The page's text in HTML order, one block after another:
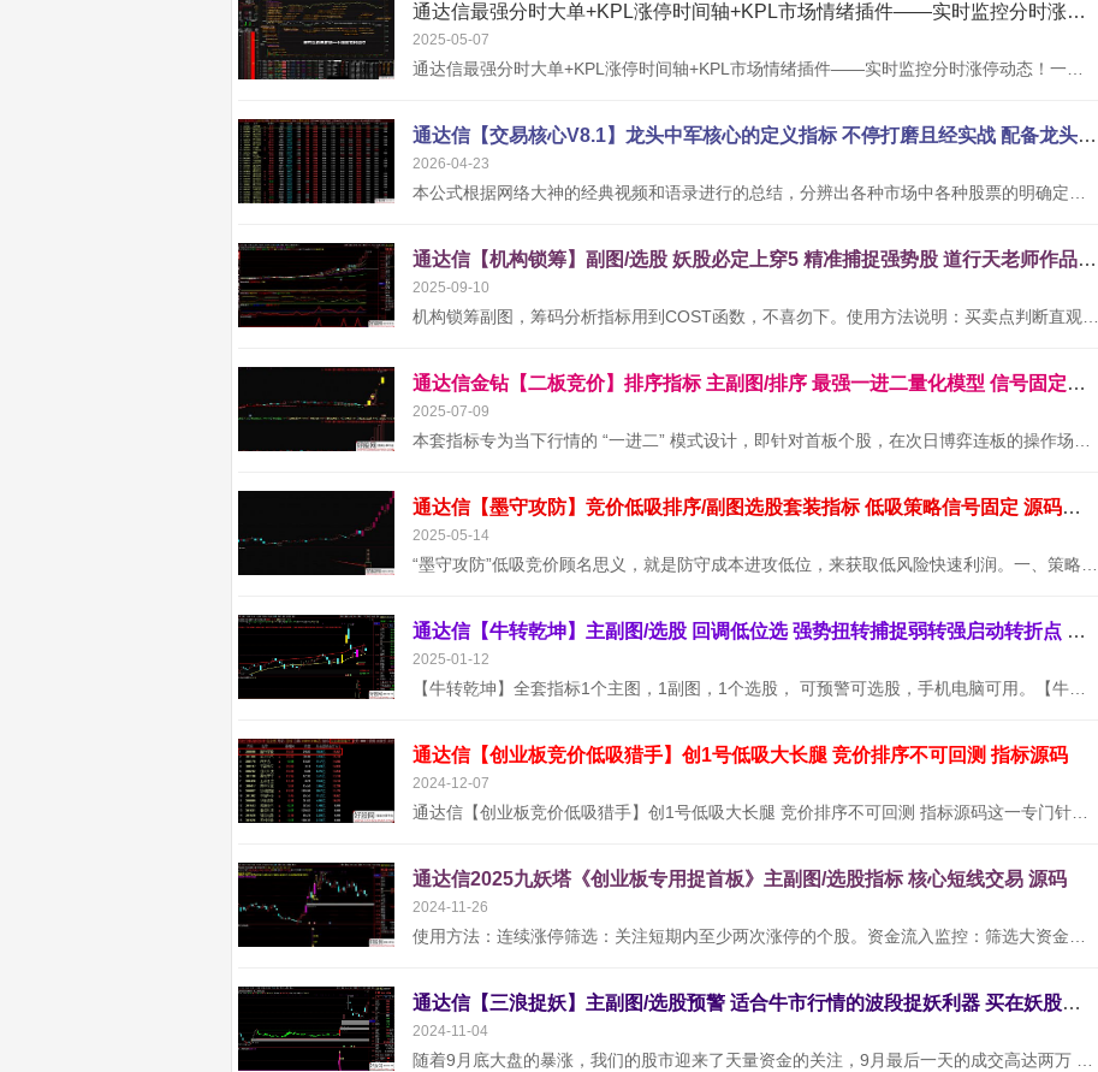
通达信最强分时大单+KPL涨停时间轴+KPL市场情绪插件——实时监控分时涨停动态！
2025-05-07
通达信最强分时大单+KPL涨停时间轴+KPL市场情绪插件——实时监控分时涨停动态！一、核心功能1、分时大单主图叠加上...
通达信【交易核心V8.1】龙头中军核心的定义指标 不停打磨且经实战 配备龙头抱团选股
2026-04-23
本公式根据网络大神的经典视频和语录进行的总结，分辨出各种市场中各种股票的明确定义。明确一个关键的问题，为什么有些板块上涨...
通达信【机构锁筹】副图/选股 妖股必定上穿5 精准捕捉强势股 道行天老师作品 源码
2025-09-10
机构锁筹副图，筹码分析指标用到COST函数，不喜勿下。使用方法说明：买卖点判断直观明了1、买入时机把握：当机构锁筹数值上穿5...
通达信金钻【二板竞价】排序指标 主副图/排序 最强一进二量化模型 信号固定支持回测 源码
2025-07-09
本套指标专为当下行情的 “一进二” 模式设计，即针对首板个股，在次日博弈连板的操作场景。需要注意的是，该指标仅适用于电脑端...
通达信【墨守攻防】竞价低吸排序/副图选股套装指标 低吸策略信号固定 源码无未来
2025-05-14
“墨守攻防”低吸竞价顾名思义，就是防守成本进攻低位，来获取低风险快速利润。一、策略核心逻辑在注册制与量化交易主导的当下...
通达信【牛转乾坤】主副图/选股 回调低位选 强势扭转捕捉弱转强启动转折点 源码
2025-01-12
【牛转乾坤】全套指标1个主图，1副图，1个选股， 可预警可选股，手机电脑可用。【牛转乾坤】回调低位选股指标，强势扭转捕捉弱转...
通达信【创业板竞价低吸猎手】创1号低吸大长腿 竞价排序不可回测 指标源码
2024-12-07
通达信【创业板竞价低吸猎手】创1号低吸大长腿 竞价排序不可回测 指标源码这一专门针对创业板的竞价低吸指标，能够通过精密的量...
通达信2025九妖塔《创业板专用捉首板》主副图/选股指标 核心短线交易 源码
2024-11-26
使用方法：连续涨停筛选：关注短期内至少两次涨停的个股。资金流入监控：筛选大资金流入异常的股票。成交量异动：关注单日成交...
通达信【三浪捉妖】主副图/选股预警 适合牛市行情的波段捉妖利器 买在妖股启动点
2024-11-04
随着9月底大盘的暴涨，我们的股市迎来了天量资金的关注，9月最后一天的成交高达两万 五千亿，这是前所未有的，如果你还是在怀疑这...